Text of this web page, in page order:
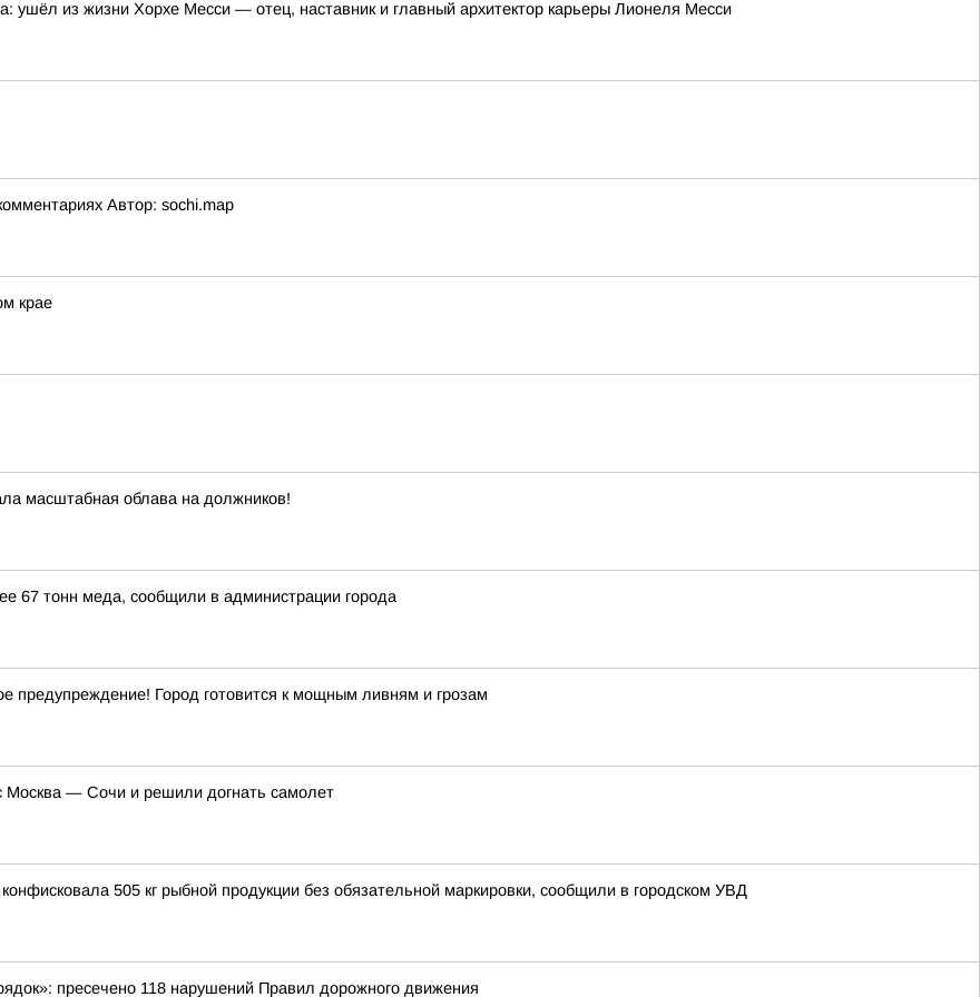
ушёл из жизни Хорхе Месси — отец, наставник и главный архитектор карьеры Лионеля Месси
Автор: sochi.map
крае
масштабная облава на должников!
67 тонн меда, сообщили в администрации города
Город готовится к мощным ливням и грозам
Москва — Сочи и решили догнать самолет
505 кг рыбной продукции без обязательной маркировки, сообщили в городском УВД
пресечено 118 нарушений Правил дорожного движения